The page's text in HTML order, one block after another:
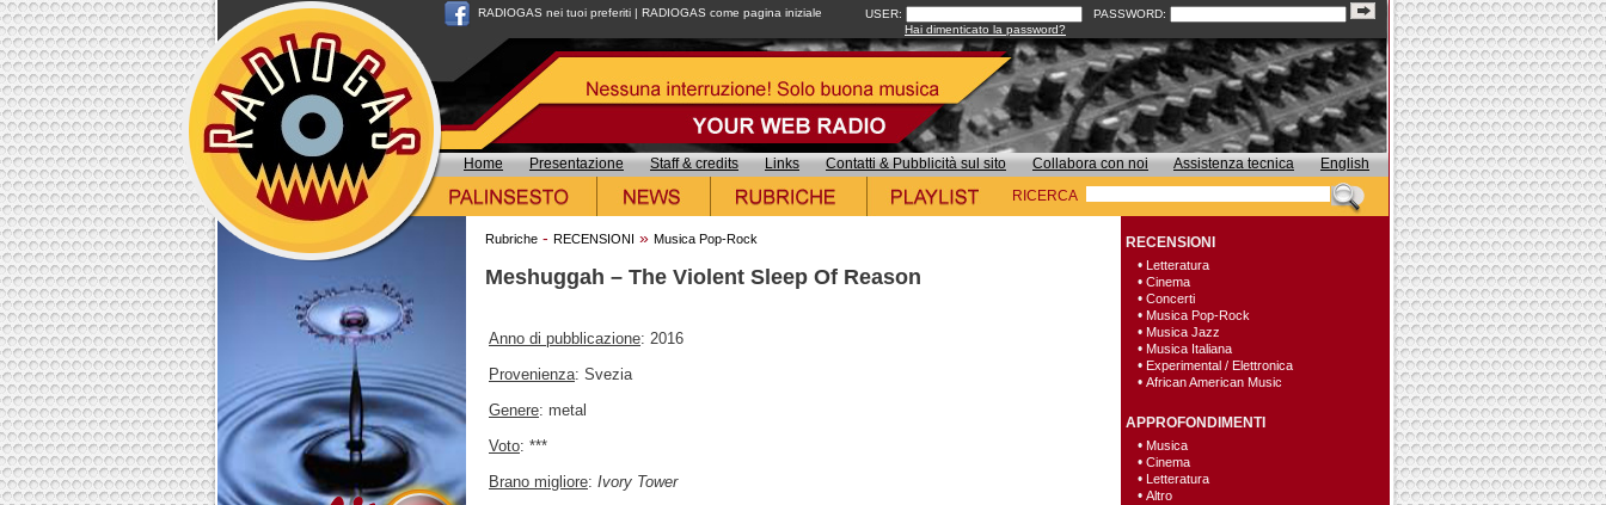
RADIOGAS nei tuoi preferiti | RADIOGAS come pagina iniziale USER:
PASSWORD:
Hai dimenticato la password?
Home Presentazione Staff & credits Links Contatti & Pubblicità sul sito Collabora con noi Assistenza tecnica
English
RICERCA
Rubriche - RECENSIONI » Musica Pop-Rock
Meshuggah – The Violent Sleep Of Reason
Anno di pubblicazione: 2016
Provenienza: Svezia
Genere: metal
Voto: ***
Brano migliore: Ivory Tower
RECENSIONI
• Letteratura
• Cinema
• Concerti
• Musica Pop-Rock
• Musica Jazz
• Musica Italiana
• Experimental / Elettronica
• African American Music
APPROFONDIMENTI
• Musica
• Cinema
• Letteratura
• Altro